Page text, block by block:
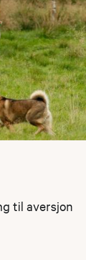
til aversjon